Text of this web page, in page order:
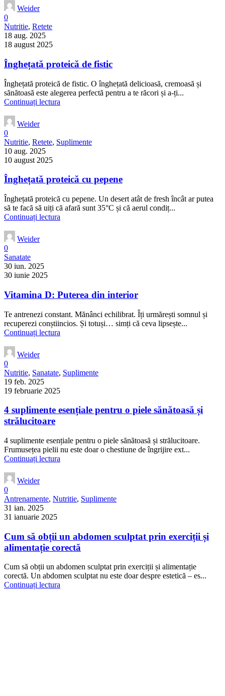
Weider
0
Nutritie, Retete
18 aug. 2025
18 august 2025
Înghețată proteică de fistic
Înghețată proteică de fistic. O înghețată delicioasă, cremoasă și
sănătoasă este alegerea perfectă pentru a te răcori și a-ți...
Continuați lectura
Weider
0
Nutritie, Retete, Suplimente
10 aug. 2025
10 august 2025
Înghețată proteică cu pepene
Înghețată proteică cu pepene. Un desert atât de fresh încât ar putea
să te facă să uiți că afară sunt 35°C și că aerul condiț...
Continuați lectura
Weider
0
Sanatate
30 iun. 2025
30 iunie 2025
Vitamina D: Puterea din interior
Te antrenezi constant. Mănânci echilibrat. Îți urmărești somnul și
recuperezi conștiincios. Și totuși… simți că ceva lipsește...
Continuați lectura
Weider
0
Nutritie, Sanatate, Suplimente
19 feb. 2025
19 februarie 2025
4 suplimente esențiale pentru o piele sănătoasă și
strălucitoare
4 suplimente esențiale pentru o piele sănătoasă și strălucitoare.
Frumusețea pielii nu este doar o chestiune de îngrijire ext...
Continuați lectura
Weider
0
Antrenamente, Nutritie, Suplimente
31 ian. 2025
31 ianuarie 2025
Cum să obții un abdomen sculptat prin exerciții și
alimentație corectă
Cum să obții un abdomen sculptat prin exerciții și alimentație
corectă. Un abdomen sculptat nu este doar despre estetică – es...
Continuați lectura